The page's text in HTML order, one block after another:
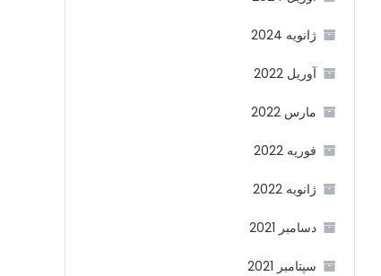
ژانویه 2024
آوریل 2022
مارس 2022
فوریه 2022
ژانویه 2022
دسامبر 2021
سپتامبر 2021